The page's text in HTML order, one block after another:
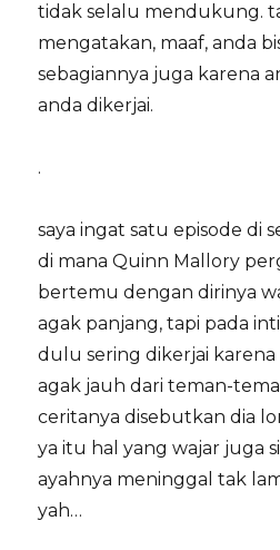
tidak selalu mendukung.
mengatakan, maaf, anda
sebagiannya juga karena
anda dikerjai.
.
saya ingat satu episode di
di mana Quinn Mallory
bertemu dengan dirinya
agak panjang, tapi pada
dulu sering dikerjai karena
agak jauh dari teman-
ceritanya disebutkan dia
ya itu hal yang wajar juga
ayahnya meninggal tak
yah…